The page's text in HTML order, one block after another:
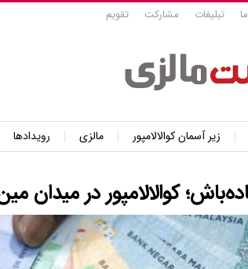
تبلیغات مشارکت تقویم
زیر آسمان کوالالامپور مالزی رویدادها
کوالالامپور در میدان